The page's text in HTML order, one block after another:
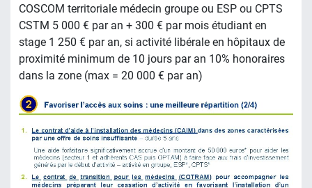
COSCOM territoriale médecin groupe ou ESP ou CPTS
CSTM 5 000 € par an + 300 € par mois étudiant en
stage 1 250 € par an, si activité libérale en hôpitaux de
proximité minimum de 10 jours par an 10% honoraires
dans la zone (max = 20 000 € par an)